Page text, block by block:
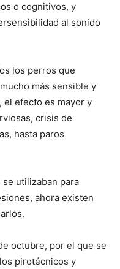
o cognitivos, y
al sonido
los perros que
más sensible y
el efecto es mayor y
crisis de
hasta paros
utilizaban para
ahora existen
octubre, por el que se
pirotécnicos y